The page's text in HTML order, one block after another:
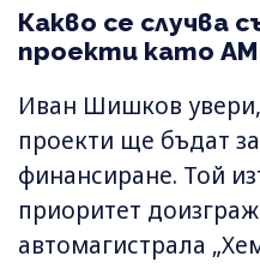
Какво се случва
проекти като АМ
Иван Шишков увери,
проекти ще бъдат
финансиране. Той
приоритет
автомагистрала